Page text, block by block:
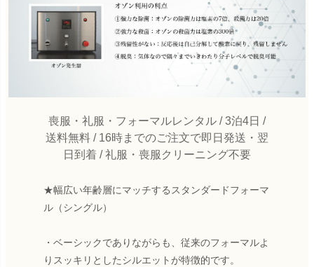
喪服・礼服・フォーマルレンタル / 3泊4日 /
送料無料 / 16時までのご注文で即日発送・翌
日到着 / 礼服・喪服クリーニング不要
★幅広い年齢層にマッチするスタンダードフォーマ
ル（シングル）
・ベーシックでありながらも、従来のフォーマルよ
りスッキリとしたシルエットが特徴的です。